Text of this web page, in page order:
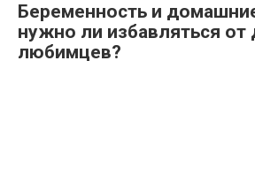
Беременность и
нужно ли избавляться
любимцев?